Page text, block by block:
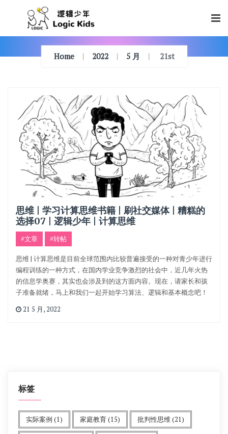
Home 2022 5 月 21st
思维 | 学习计算思维书籍 | 刷社交媒体 | 糟糕的
选择07 | 逻辑少年 | 计算思维
#文章 #转帖
思维 | 计算思维是目前全球范围内比较普遍接受的一种对青少年进行
编程训练的一种方式，在国内学业竞争激烈的社会中，近几年火热
的信息学奥赛，其实也会涉及到的这方面内容。现在，请家长和孩
子准备就绪，马上和我们一起开始学习算法、逻辑和基本概念吧！
21 5 月, 2022
标签
实际案例 (1) 家庭教育(15) 批判性思维 (21)